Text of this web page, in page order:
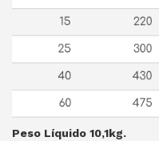
Peso Líquido 10,1kg.